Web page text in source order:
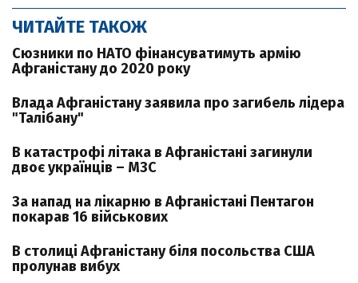
ЧИТАЙТЕ ТАКОЖ
Сюзники по НАТО фінансуватимуть армію
Афганістану до 2020 року
Влада Афганістану заявила про загибель лідера
"Талібану"
В катастрофі літака в Афганістані загинули
двоє українців – МЗС
За напад на лікарню в Афганістані Пентагон
покарав 16 військових
В столиці Афганістану біля посольства США
пролунав вибух